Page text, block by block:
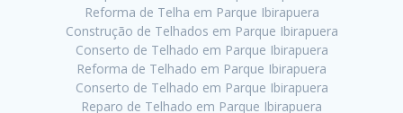
Reforma de Telha em Parque Ibirapuera
Construção de Telhados em Parque Ibirapuera
Conserto de Telhado em Parque Ibirapuera
Reforma de Telhado em Parque Ibirapuera
Conserto de Telhado em Parque Ibirapuera
Reparo de Telhado em Parque Ibirapuera